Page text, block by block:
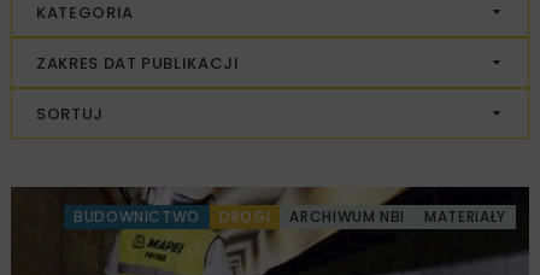
KATEGORIA
ZAKRES DAT PUBLIKACJI
SORTUJ
BUDOWNICTWO DROGI ARCHIWUM NBI MATERIAŁY